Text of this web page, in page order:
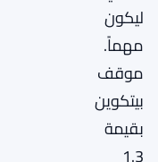
ليكون
مهماً.
موقف
بيتكوين
بقيمة
1.3